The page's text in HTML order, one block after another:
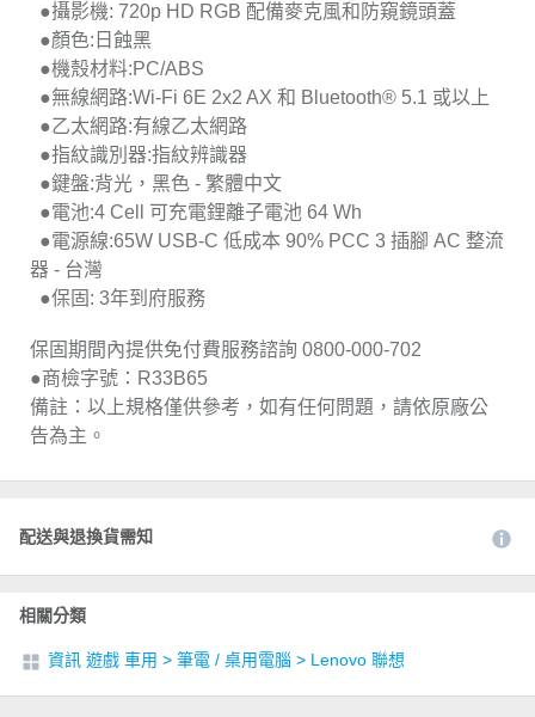
●攝影機: 720p HD RGB 配備麥克風和防窺鏡頭蓋
●顏色:日蝕黑
●機殼材料:PC/ABS
●無線網路:Wi-Fi 6E 2x2 AX 和 Bluetooth® 5.1 或以上
●乙太網路:有線乙太網路
●指紋識別器:指紋辨識器
●鍵盤:背光，黑色 - 繁體中文
●電池:4 Cell 可充電鋰離子電池 64 Wh
●電源線:65W USB-C 低成本 90% PCC 3 插腳 AC 整流
器 - 台灣
●保固: 3年到府服務
保固期間內提供免付費服務諮詢 0800-000-702
●商檢字號：R33B65
備註：以上規格僅供參考，如有任何問題，請依原廠公
告為主。
配送與退換貨需知
相關分類
資訊 遊戲 車用 > 筆電 / 桌用電腦 > Lenovo 聯想